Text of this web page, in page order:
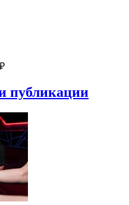
публикации